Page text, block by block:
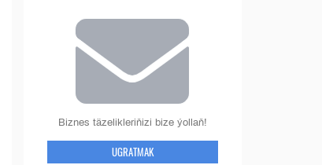
Biznes täzelikleriňizi bize ýollaň!
UGRATMAK